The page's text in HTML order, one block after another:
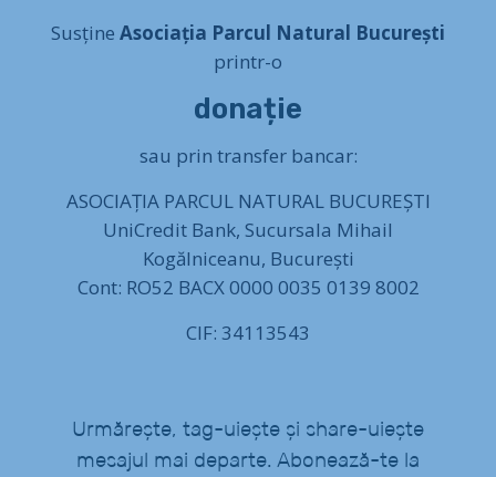
Susține Asociația Parcul Natural București
printr-o
donație
sau prin transfer bancar:
ASOCIAȚIA PARCUL NATURAL BUCUREȘTI
UniCredit Bank, Sucursala Mihail
Kogălniceanu, București
Cont: RO52 BACX 0000 0035 0139 8002
CIF: 34113543
Urmărește, tag-uiește și share-uiește
mesajul mai departe. Abonează-te la